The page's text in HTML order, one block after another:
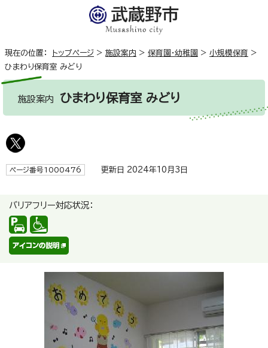
現在の位置： トップページ > 施設案内 > 保育園・幼稚園 > 小規模保育 >
ひまわり保育室 みどり
施設案内 ひまわり保育室 みどり
ページ番号1000476 更新日 2024年10月3日
バリアフリー対応状況：